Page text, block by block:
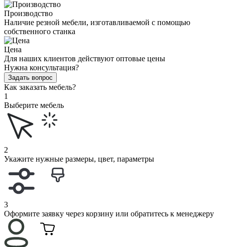
Производство
Наличие резной мебели, изготавливаемой с помощью
собственного станка
Цена
Для наших клиентов действуют оптовые цены
Нужна консультация?
Задать вопрос
Как заказать мебель?
1
Выберите мебель
2
Укажите нужные размеры, цвет, параметры
3
Оформите заявку через корзину или обратитесь к менеджеру